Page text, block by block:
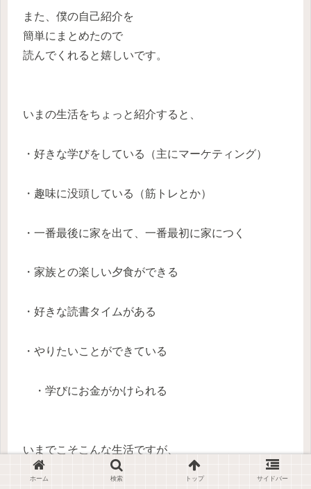
また、僕の自己紹介を
簡単にまとめたので
読んでくれると嬉しいです。
いまの生活をちょっと紹介すると、
・好きな学びをしている（主にマーケティング）
・趣味に没頭している（筋トレとか）
・一番最後に家を出て、一番最初に家につく
・家族との楽しい夕食ができる
・好きな読書タイムがある
・やりたいことができている
・学びにお金がかけられる
いまでこそこんな生活ですが、
僕は結果でない人間でした。
ホーム 検索 トップ サイドバー